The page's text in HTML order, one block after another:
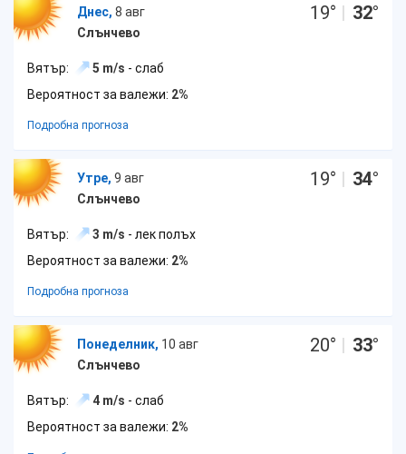
Днес, 8 авг
Слънчево
19° | 32°
Вятър: 5 m/s - слаб
Вероятност за валежи: 2%
Подробна прогноза
Утре, 9 авг
Слънчево
19° | 34°
Вятър: 3 m/s - лек полъх
Вероятност за валежи: 2%
Подробна прогноза
Понеделник, 10 авг
Слънчево
20° | 33°
Вятър: 4 m/s - слаб
Вероятност за валежи: 2%